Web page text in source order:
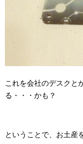
これを会社のデスクと
る・・・かも？
ということで、お土産